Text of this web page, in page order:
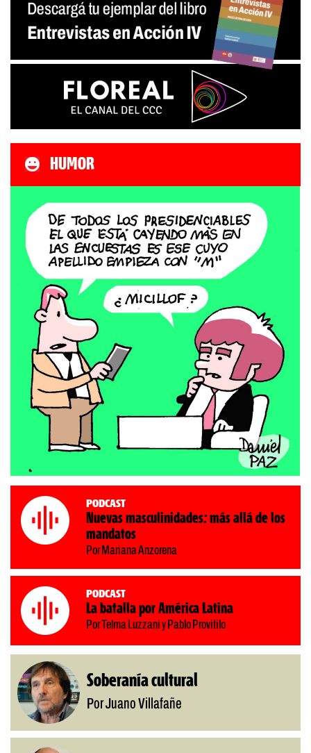
HUMOR
Podcast
Nuevas masculinidades: más allá de los
mandatos
Por Mariana Anzorena
Podcast
La batalla por América Latina
Por Telma Luzzani y Pablo Provitilo
Soberanía cultural
Por Juano Villafañe